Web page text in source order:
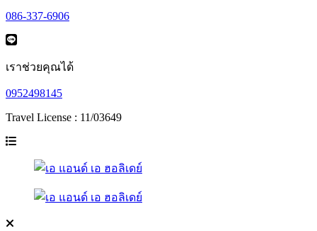
086-337-6906
เราช่วยคุณได้
0952498145
Travel License : 11/03649